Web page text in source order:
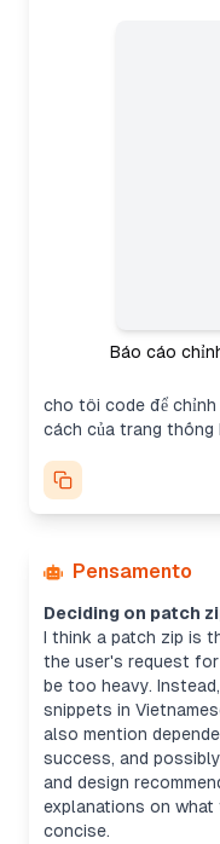
Báo cáo
cho tôi code để chỉnh
cách của trang thống
Pensamento
Deciding on patch
I think a patch zip is
the user's request
be too heavy.
snippets in
also mention
success, and
and design
explanations on
concise.